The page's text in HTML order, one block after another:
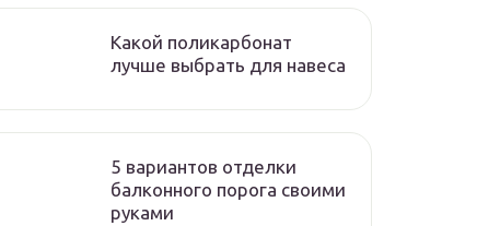
Какой поликарбонат
лучше выбрать для навеса
5 вариантов отделки
балконного порога своими
руками